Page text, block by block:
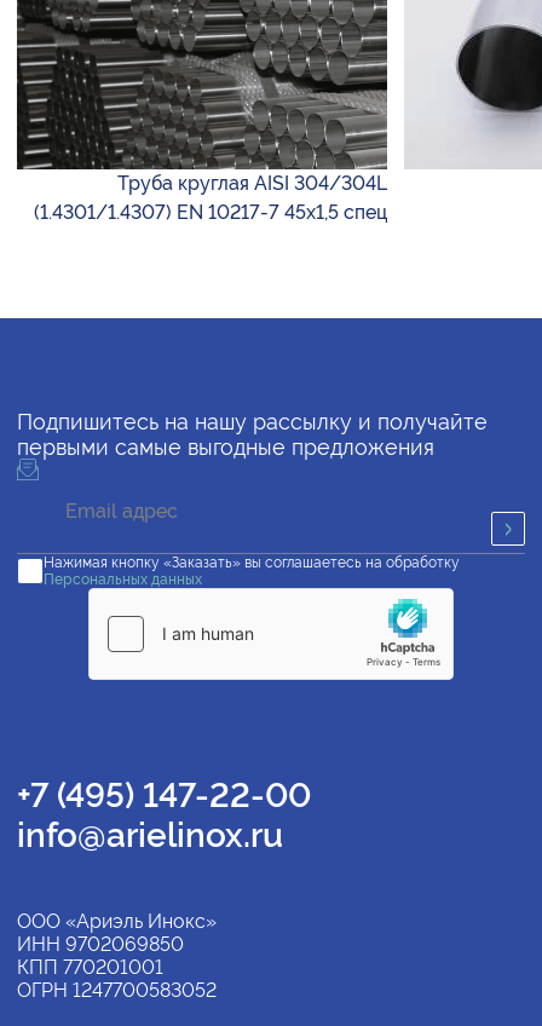
Труба круглая AISI 304/304L
(1.4301/1.4307) EN 10217-7 45х1,5 спец
Подпишитесь на нашу рассылку и получайте
первыми самые выгодные предложения
Нажимая кнопку «Заказать» вы соглашаетесь на обработку
Персональных данных
+7 (495) 147-22-00
info@arielinox.ru
ООО «Ариэль Инокс»
ИНН 9702069850
КПП 770201001
ОГРН 1247700583052